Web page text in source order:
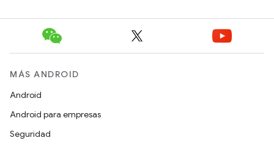
MÁS ANDROID
Android
Android para empresas
Seguridad